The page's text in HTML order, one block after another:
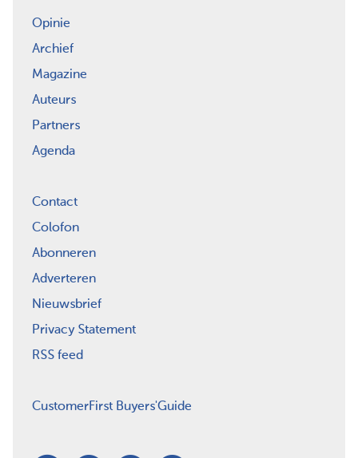
Opinie
Archief
Magazine
Auteurs
Partners
Agenda
Contact
Colofon
Abonneren
Adverteren
Nieuwsbrief
Privacy Statement
RSS feed
CustomerFirst Buyers'Guide